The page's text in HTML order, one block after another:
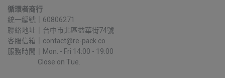
循環者商行
統一編號｜60806271
聯絡地址｜台中市北區益華街74號
客服信箱｜contact@re-pack.co
服務時間｜Mon. - Fri 14:00 - 19:00
Close on Tue.